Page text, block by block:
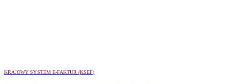
KRAJOWY SYSTEM E-FAKTUR (KSEF)